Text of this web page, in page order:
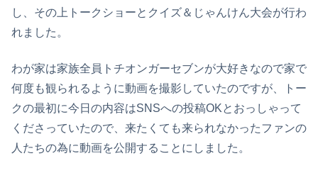
し、その上トークショーとクイズ＆じゃんけん大会が行わ
れました。
わが家は家族全員トチオンガーセブンが大好きなので家で
何度も観られるように動画を撮影していたのですが、トー
クの最初に今日の内容はSNSへの投稿OKとおっしゃって
くださっていたので、来たくても来られなかったファンの
人たちの為に動画を公開することにしました。